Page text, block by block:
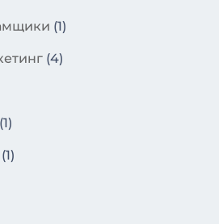
(1)
(4)
(1)
(1)